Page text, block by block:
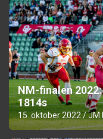
NM-finalen
1814s
15. oktober 2022 JM